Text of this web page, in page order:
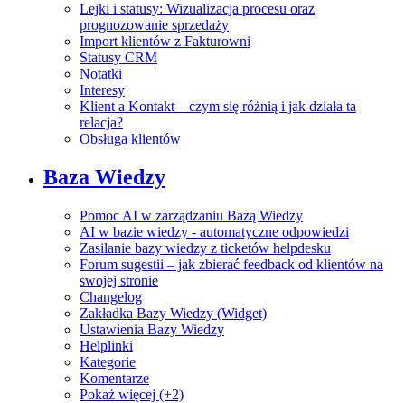
Lejki i statusy: Wizualizacja procesu oraz
prognozowanie sprzedaży
Import klientów z Fakturowni
Statusy CRM
Notatki
Interesy
Klient a Kontakt – czym się różnią i jak działa ta
relacja?
Obsługa klientów
Baza Wiedzy
Pomoc AI w zarządzaniu Bazą Wiedzy
AI w bazie wiedzy - automatyczne odpowiedzi
Zasilanie bazy wiedzy z ticketów helpdesku
Forum sugestii – jak zbierać feedback od klientów na
swojej stronie
Changelog
Zakładka Bazy Wiedzy (Widget)
Ustawienia Bazy Wiedzy
Helplinki
Kategorie
Komentarze
Pokaż więcej (+2)